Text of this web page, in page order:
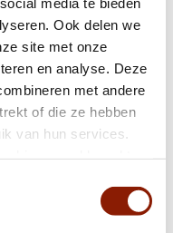
Ook delen we
site met onze
en analyse. Deze
met andere
of die ze hebben
van hun services.
lezen over onze
button linksonder op
"Ik ben trots
voor cliënten
gaat niet door